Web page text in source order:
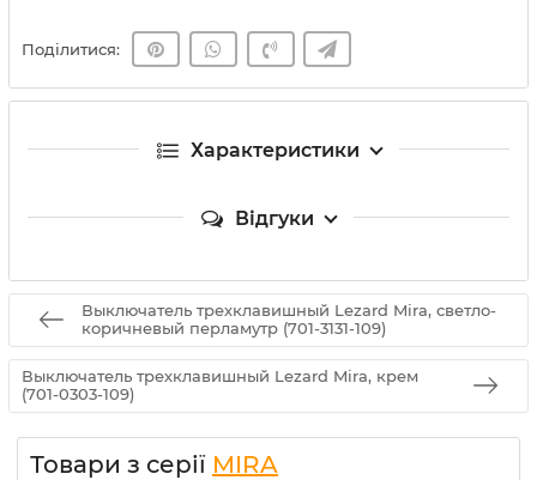
Поділитися:
Характеристики
Відгуки
Выключатель трехклавишный Lezard Mira, светло-
коричневый перламутр (701-3131-109)
Выключатель трехклавишный Lezard Mira, крем
(701-0303-109)
Товари з серії MIRA